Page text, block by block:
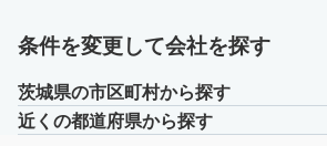
条件を変更して会社を探す
茨城県の市区町村から探す
近くの都道府県から探す